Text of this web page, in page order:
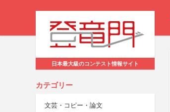
日本最大級のコンテスト情報サイト
カテゴリー
文芸・コピー・論文